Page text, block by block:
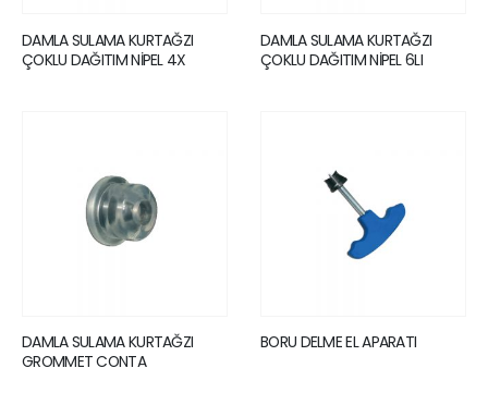
DAMLA SULAMA KURTAĞZI
ÇOKLU DAĞITIM NİPEL 4X
DAMLA SULAMA KURTAĞZI
ÇOKLU DAĞITIM NİPEL 6LI
DAMLA SULAMA KURTAĞZI
GROMMET CONTA
BORU DELME EL APARATI